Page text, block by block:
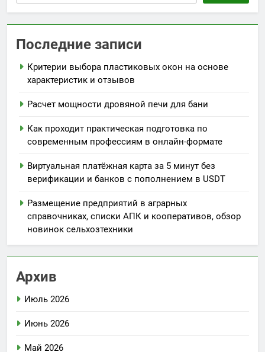
Последние записи
Критерии выбора пластиковых окон на основе
характеристик и отзывов
Расчет мощности дровяной печи для бани
Как проходит практическая подготовка по
современным профессиям в онлайн-формате
Виртуальная платёжная карта за 5 минут без
верификации и банков с пополнением в USDT
Размещение предприятий в аграрных
справочниках, списки АПК и кооперативов, обзор
новинок сельхозтехники
Архив
Июль 2026
Июнь 2026
Май 2026